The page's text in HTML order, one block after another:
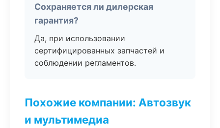
Сохраняется ли дилерская
гарантия?
Да, при использовании
сертифицированных запчастей и
соблюдении регламентов.
Похожие компании: Автозвук
и мультимедиа